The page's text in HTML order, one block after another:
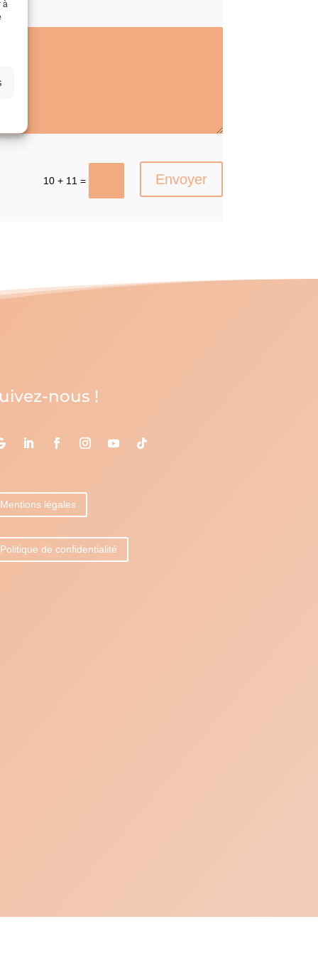
à
10 + 11 = Envoyer
nous !
Mentions légales
Politique de confidentialité